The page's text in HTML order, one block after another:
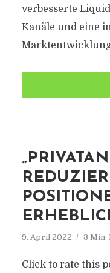
verbesserte
Kanäle und eine
9. April 2022 3 Min.
Click to rate this